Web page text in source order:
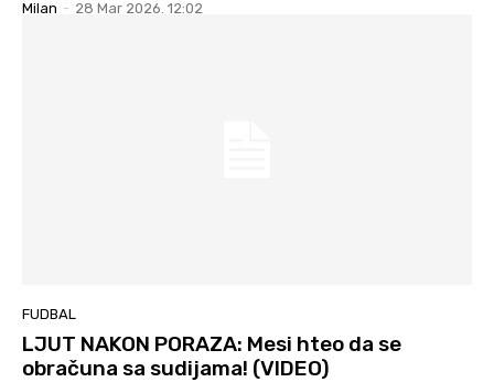
Milan - 28 Mar 2026. 12:02
FUDBAL
LJUT NAKON PORAZA: Mesi hteo da se
obračuna sa sudijama! (VIDEO)